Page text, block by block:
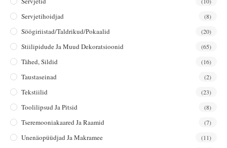
Servjetihoidjad (8)
Söögiriistad/taldrikud/pokaalid (20)
Stiilipidude Ja Muud Dekoratsioonid (65)
Tähed, Sildid (16)
Taustaseinad (2)
Tekstiilid (23)
Toolilipsud Ja Pitsid (8)
Tseremooniakaared Ja Raamid (7)
Unenäopüüdjad Ja Makramee (11)